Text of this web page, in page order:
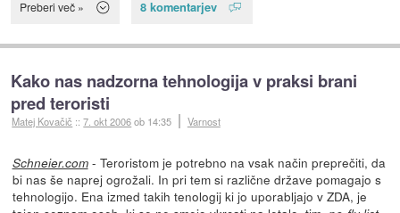
Preberi več » 8 komentarjev
Kako nas nadzorna tehnologija v praksi brani
pred teroristi
Matej Kovačič ::7. okt 2006ob 14:35 Varnost
Schneier.com- Teroristom je potrebno na vsak način preprečiti, da
bi nas še naprej ogrožali. In pri tem si različne države pomagajo s
tehnologijo. Ena izmed takih tenologij ki jo uporabljajo v ZDA, je